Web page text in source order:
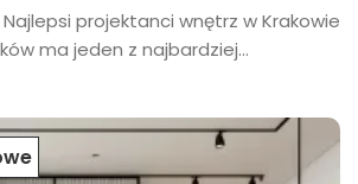
Najlepsi projektanci wnętrz w Krakowie
ma jeden z najbardziej...